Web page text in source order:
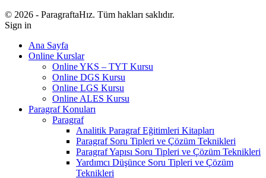
© 2026 - ParagraftaHız. Tüm hakları saklıdır.
Sign in
Ana Sayfa
Online Kurslar
Online YKS – TYT Kursu
Online DGS Kursu
Online LGS Kursu
Online ALES Kursu
Paragraf Konuları
Paragraf
Analitik Paragraf Eğitimleri Kitapları
Paragraf Soru Tipleri ve Çözüm Teknikleri
Paragraf Yapısı Soru Tipleri ve Çözüm Teknikleri
Yardımcı Düşünce Soru Tipleri ve Çözüm
Teknikleri